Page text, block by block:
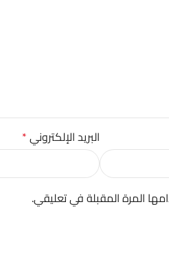
البريد الإلكتروني*
المرة المقبلة في تعليقي.